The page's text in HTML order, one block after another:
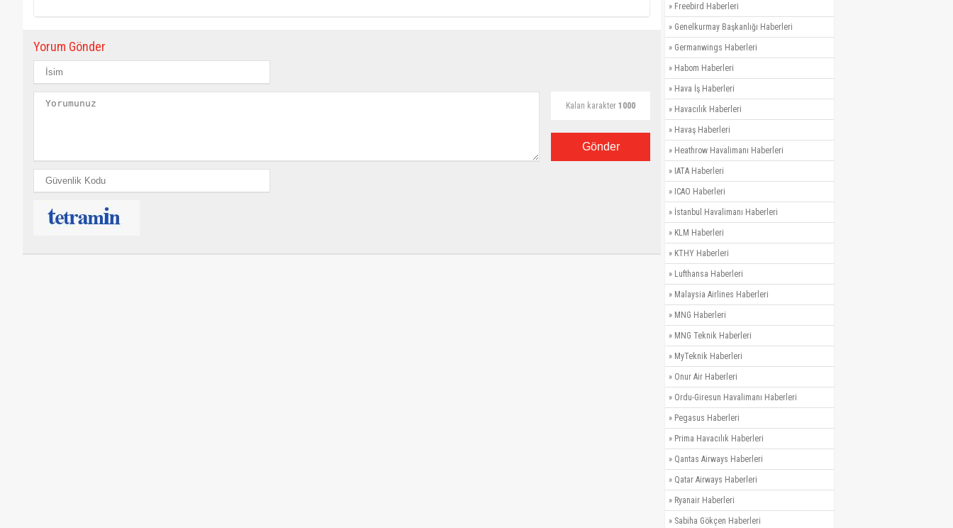
Yorum Gönder
Kalan karakter 1000
Gönder
» Freebird Haberleri
» Genelkurmay Başkanlığı Haberleri
» Germanwings Haberleri
» Habom Haberleri
» Hava İş Haberleri
» Havacılık Haberleri
» Havaş Haberleri
» Heathrow Havalimanı Haberleri
» IATA Haberleri
» ICAO Haberleri
» İstanbul Havalimanı Haberleri
» KLM Haberleri
» KTHY Haberleri
» Lufthansa Haberleri
» Malaysia Airlines Haberleri
» MNG Haberleri
» MNG Teknik Haberleri
» MyTeknik Haberleri
» Onur Air Haberleri
» Ordu-Giresun Havalimanı Haberleri
» Pegasus Haberleri
» Prima Havacılık Haberleri
» Qantas Airways Haberleri
» Qatar Airways Haberleri
» Ryanair Haberleri
» Sabiha Gökçen Haberleri